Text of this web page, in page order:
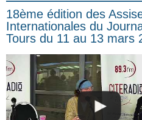
18ème édition des
Internationales du
Tours du 11 au 13 mars